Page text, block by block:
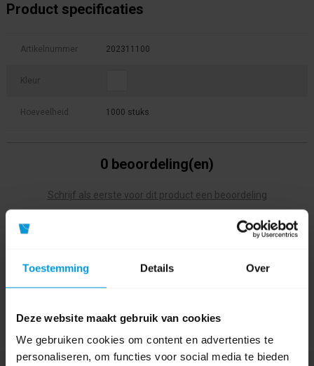
Toestemming Details Over
Deze website maakt gebruik van cookies
We gebruiken cookies om content en advertenties te
personaliseren, om functies voor social media te bieden
Product specificaties
Artikelnummer 202311100
Kleur
Hoeveelheid 1000 stuks
0 beoordeling(en)
Schrijf als eerste voor dit product een beoordeling